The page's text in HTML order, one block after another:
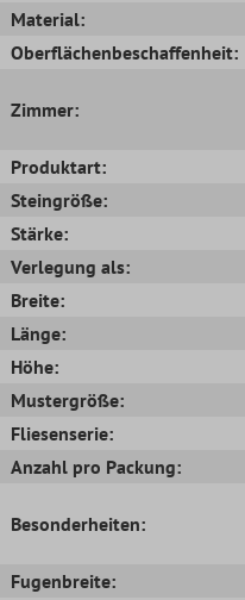
Material:
Oberflächenbeschaffenheit:
Zimmer:
Produktart:
Steingröße:
Stärke:
Verlegung als:
Breite:
Länge:
Höhe:
Mustergröße:
Fliesenserie:
Anzahl pro Packung:
Besonderheiten:
Fugenbreite: